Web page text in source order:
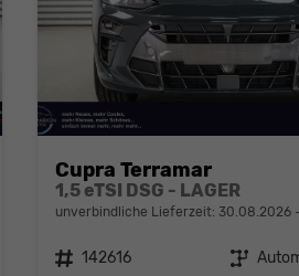
Cupra Terramar
1,5 eTSI DSG - LAGER
unverbindliche Lieferzeit: 30.08.2026
Fahrzeugnr. 142616 Getriebe